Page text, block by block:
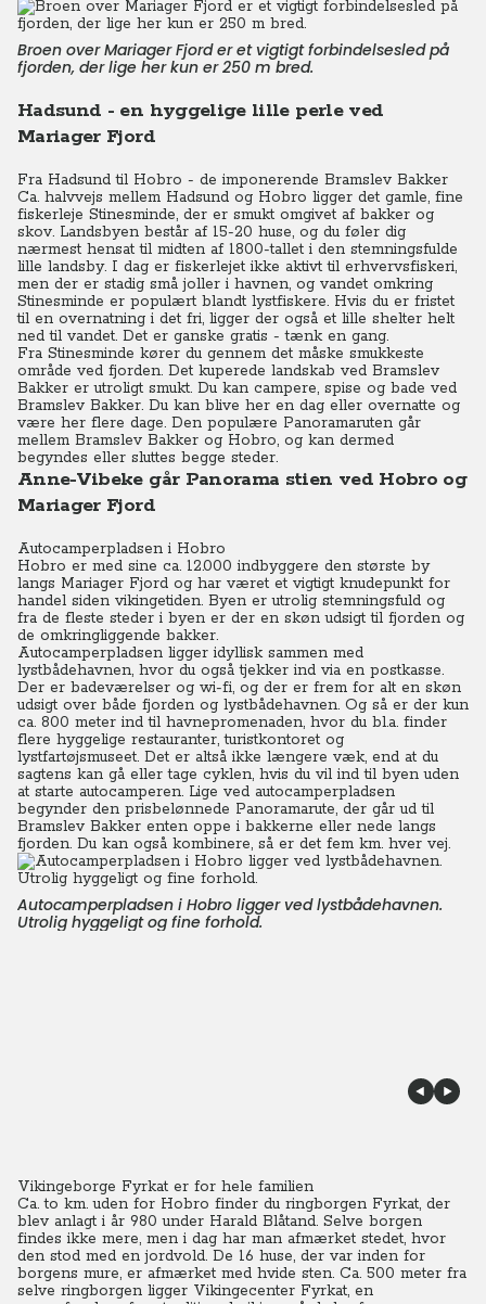
Broen over Mariager Fjord er et vigtigt forbindelsesled på
fjorden, der lige her kun er 250 m bred.
Hadsund - en hyggelige lille perle ved
Mariager Fjord
Fra Hadsund til Hobro - de imponerende Bramslev Bakker
Ca. halvvejs mellem Hadsund og Hobro ligger det gamle, fine
fiskerleje Stinesminde, der er smukt omgivet af bakker og
skov. Landsbyen består af 15-20 huse, og du føler dig
nærmest hensat til midten af 1800-tallet i den stemningsfulde
lille landsby. I dag er fiskerlejet ikke aktivt til erhvervsfiskeri,
men der er stadig små joller i havnen, og vandet omkring
Stinesminde er populært blandt lystfiskere. Hvis du er fristet
til en overnatning i det fri, ligger der også et lille shelter helt
ned til vandet. Det er ganske gratis - tænk en gang.
Fra Stinesminde kører du gennem det måske smukkeste
område ved fjorden. Det kuperede landskab ved Bramslev
Bakker er utroligt smukt. Du kan campere, spise og bade ved
Bramslev Bakker. Du kan blive her en dag eller overnatte og
være her flere dage. Den populære Panoramaruten går
mellem Bramslev Bakker og Hobro, og kan dermed
begyndes eller sluttes begge steder.
Anne-Vibeke går Panorama stien ved Hobro og
Mariager Fjord
Autocamperpladsen i Hobro
Hobro er med sine ca. 12.000 indbyggere den største by
langs Mariager Fjord og har været et vigtigt knudepunkt for
handel siden vikingetiden. Byen er utrolig stemningsfuld og
fra de fleste steder i byen er der en skøn udsigt til fjorden og
de omkringliggende bakker.
Autocamperpladsen ligger idyllisk sammen med
lystbådehavnen, hvor du også tjekker ind via en postkasse.
Der er badeværelser og wi-fi, og der er frem for alt en skøn
udsigt over både fjorden og lystbådehavnen. Og så er der kun
ca. 800 meter ind til havnepromenaden, hvor du bl.a. finder
flere hyggelige restauranter, turistkontoret og
lystfartøjsmuseet. Det er altså ikke længere væk, end at du
sagtens kan gå eller tage cyklen, hvis du vil ind til byen uden
at starte autocamperen. Lige ved autocamperpladsen
begynder den prisbelønnede Panoramarute, der går ud til
Bramslev Bakker enten oppe i bakkerne eller nede langs
fjorden. Du kan også kombinere, så er det fem km. hver vej.
Autocamperpladsen i Hobro ligger ved lystbådehavnen.
Utrolig hyggeligt og fine forhold.
Vikingeborge Fyrkat er for hele familien
Ca. to km. uden for Hobro finder du ringborgen Fyrkat, der
blev anlagt i år 980 under Harald Blåtand. Selve borgen
findes ikke mere, men i dag har man afmærket stedet, hvor
den stod med en jordvold. De 16 huse, der var inden for
borgens mure, er afmærket med hvide sten. Ca. 500 meter fra
selve ringborgen ligger Vikingecenter Fyrkat, en